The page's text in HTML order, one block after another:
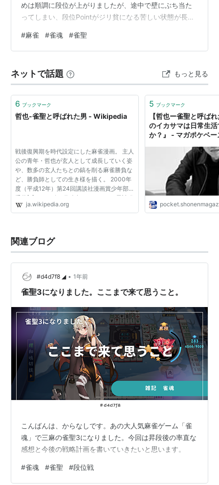
めは順調に段位が上がりましたが、途中で壁にぶち当た
ってしまい、段位Pointがジリ貧になる苦しい状態が長く
た。雀豪３で長く留まっておりましたが、その壁を乗り
越えられたのか、昨日に雀聖１へ昇段して心のゆとりが
は、「天鳳の特上卓の中間当たり」が大雑把なところか
と思います。ちなみに、「雀魂牌譜屋」によれば、全ア
カウント中の上位2.5%に相当します[1]…
#麻雀 #雀魂 #雀聖
ネットで話題 もっと見る
6 ブックマーク
哲也-雀聖と呼ばれた男 - Wikipedia
戦後復興期を時代設定にした麻雀漫画。 主人
公の青年・哲也が玄人として成長していく姿
や、数多の玄人たちとの鎬を削る麻雀勝負な
ど、勝負師としての生き様を描く。 2000年
度（平成12年）第24回講談社漫画賞少年部門
受賞[2]。2019年8月時点でコミックス累計発
行部数は1600万部を記録している[2]。 雀豪
ja.wikipedia.org
5 ブックマーク
【哲也ー雀聖と呼ば
のイカサマは日常生
か？』 - マガポケベー
関連ブログ
#d4d7f8 ◢ • 1年前
雀聖3になりました。ここまで来て思うこと。
こんばんは、からなしです。あの大人気麻雀ゲーム「雀
魂」で三麻の雀聖3になりました。今回は昇段後の率直な
感想と今後の戦略計画を書いていきたいと思います。
#雀魂 #雀聖 #段位戦